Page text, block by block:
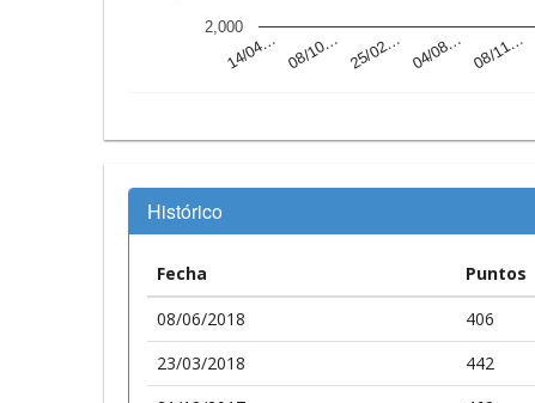
14/04… 08/10… 25/02… 04/08… 08/11…
2,000
Histórico
Fecha Puntos
08/06/2018
406
23/03/2018
442